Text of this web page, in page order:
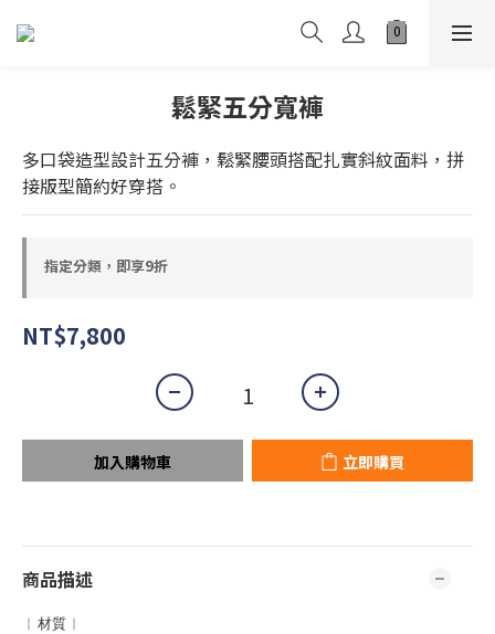
鬆緊五分寬褲
多口袋造型設計五分褲，鬆緊腰頭搭配扎實斜紋面料，拼
接版型簡約好穿搭。
指定分類，即享9折
NT$7,800
加入購物車 立即購買
商品描述
︱材質︱